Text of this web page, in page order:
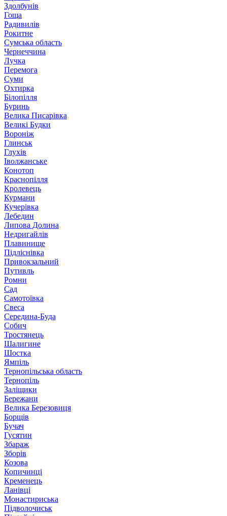
Здолбунів
Гоща
Радивилів
Рокитне
Сумська область
Чернеччина
Лучка
Перемога
Суми
Охтирка
Білопілля
Буринь
Велика Писарівка
Великі Будки
Вороніж
Глинськ
Глухів
Іволжанське
Конотоп
Краснопілля
Кролевець
Курмани
Кучерівка
Лебедин
Липова Долина
Недригайлів
Плавинище
Підліснівка
Привокзальний
Путивль
Ромни
Сад
Самотоївка
Свеса
Середина-Буда
Собич
Тростянець
Шалигине
Шостка
Ямпіль
Тернопільська область
Тернопіль
Заліщики
Бережани
Велика Березовиця
Борщів
Бучач
Гусятин
Збараж
Зборів
Козова
Копичинці
Кременець
Ланівці
Монастириська
Підволочиськ